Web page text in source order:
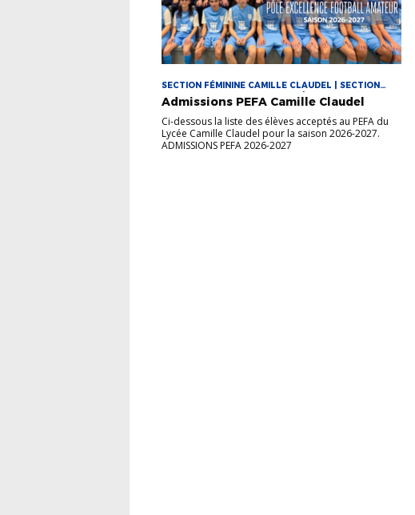
SECTION FÉMININE CAMILLE CLAUDEL | SECTION
MASCULINE CAMILLE CLAUDEL | SECTIONS
SPORTIVES
Admissions PEFA Camille Claudel
Ci-dessous la liste des élèves acceptés au PEFA du
Lycée Camille Claudel pour la saison 2026-2027.
ADMISSIONS PEFA 2026-2027